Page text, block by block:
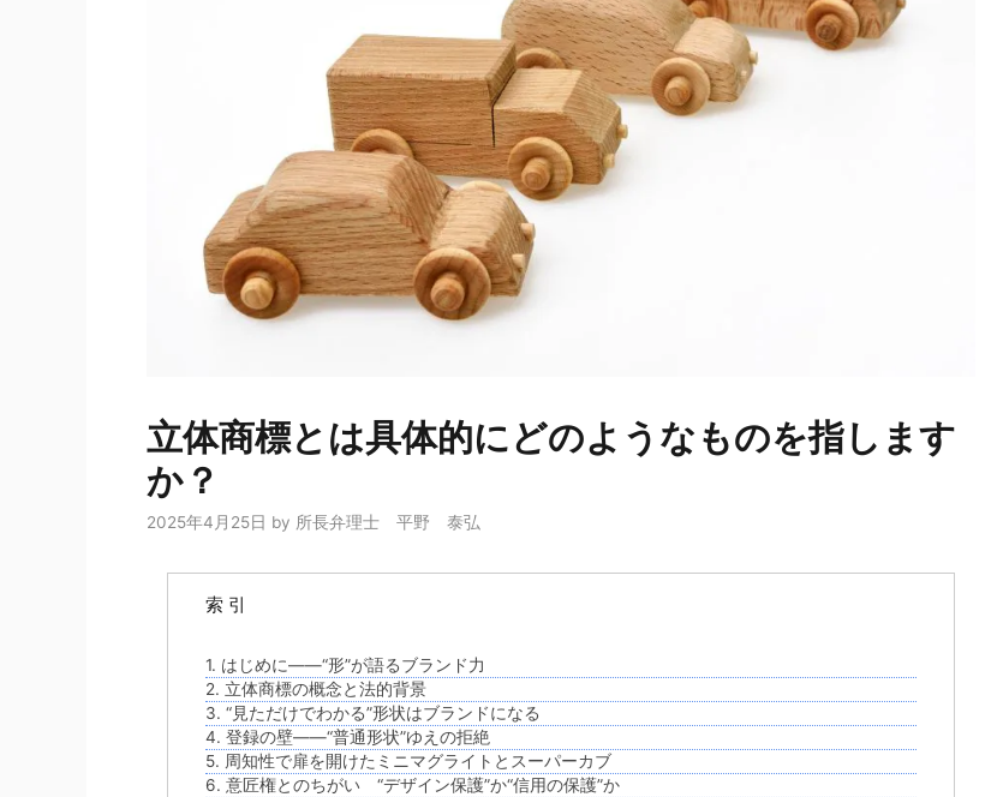
立体商標とは具体的にどのようなものを指します
か？
2025年4月25日 by 所長弁理士 平野 泰弘
索 引
1. はじめに——“形”が語るブランド力
2. 立体商標の概念と法的背景
3. “見ただけでわかる”形状はブランドになる
4. 登録の壁——“普通形状”ゆえの拒絶
5. 周知性で扉を開けたミニマグライトとスーパーカブ
6. 意匠権とのちがい “デザイン保護”か“信用の保護”か